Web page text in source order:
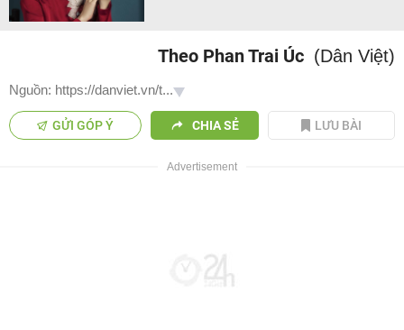
Theo Phan Trai Úc (Dân Việt)
Nguồn: https://danviet.vn/t...
GỬI GÓP Ý CHIA SẺ LƯU BÀI